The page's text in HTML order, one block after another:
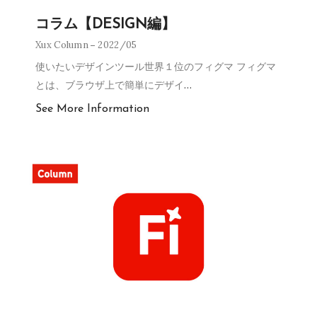
コラム【DESIGN編】
Xux Column 2022/05
使いたいデザインツール世界１位のフィグマ フィグマ
とは、ブラウザ上で簡単にデザイ…
See More Information